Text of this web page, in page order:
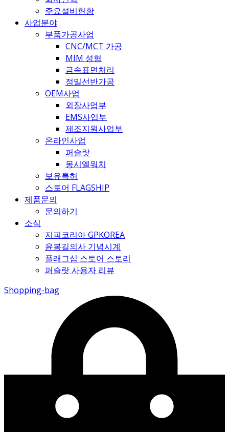
주요설비현황
사업분야
부품가공사업
CNC/MCT 가공
MIM 성형
금속표면처리
정밀선반가공
OEM사업
외장사업부
EMS사업부
제조지원사업부
온라인사업
퍼슬랏
몽시엘워치
보유특허
스토어 FLAGSHIP
제품문의
문의하기
소식
지피코리아 GPKOREA
윤봉길의사 기념시계
플래그십 스토어 스토리
퍼슬랏 사용자 리뷰
Shopping-bag